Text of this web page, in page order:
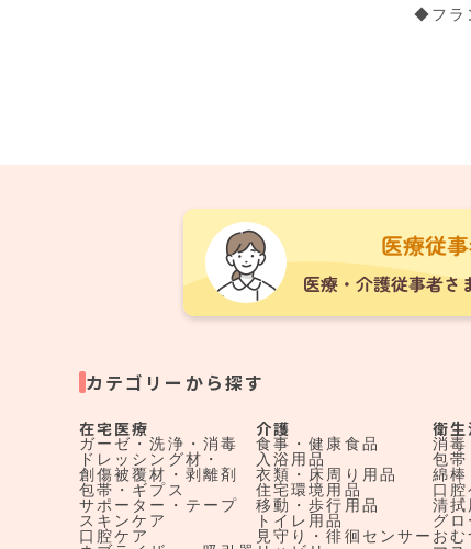
◆フラ
カテゴリーから探す
在宅医療
ガーゼ・洗浄・消毒
ドレッシング材・
創傷被覆材・剥離剤
包帯・ギプス
サポーター・テープ
スキンケア
口腔ケア
介護
食事・健康食品
入浴用品
衣類・床周り用品
住宅環境用品
移動・歩行用品
トイレ用品
見守り・徘徊センサー
衛生
消毒
包帯
綿棒
口腔
清拭
グロ
おむ